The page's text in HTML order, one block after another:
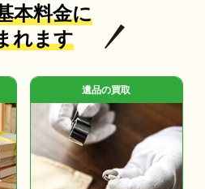
本料金に
れます
遺品の買取